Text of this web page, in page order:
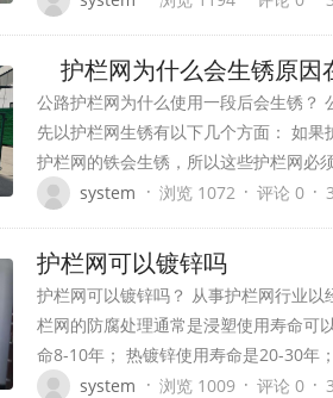
护栏网为什么会生锈原
公路护栏网为什么使用一段后会生锈？
先以护栏网生锈有以下几个方面： 如
护栏网的铁会生锈，所以这些护栏网必
system · 浏览 1072 · 评论 0 ·
护栏网可以镀锌吗
护栏网可以镀锌吗？ 从事护栏网行业
栏网的防腐处理通常是浸塑使用寿命可
命8-10年； 热镀锌使用寿命是20-30年
system · 浏览 1009 · 评论 0 ·